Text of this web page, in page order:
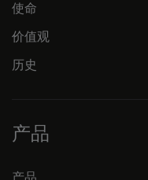
使命
价值观
历史
产品